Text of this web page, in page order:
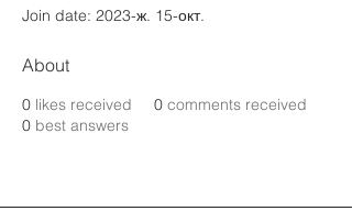
Join date: 2023-ж. 15-окт.
About
0 likes received 0 comments received
0 best answers